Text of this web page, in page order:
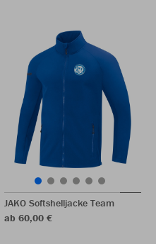
JAKO Softshelljacke Team
ab 60,00 €